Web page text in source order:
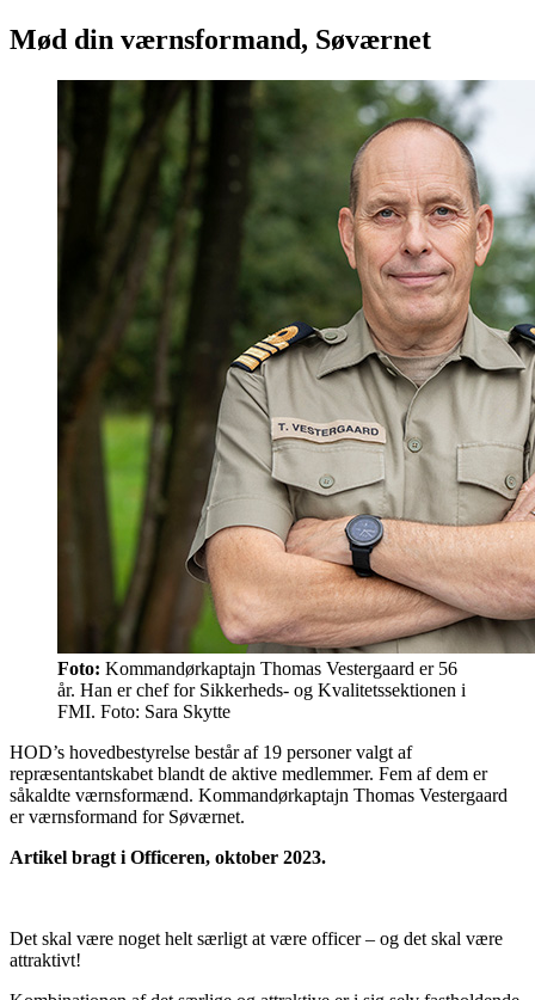
Mød din værnsformand, Søværnet
Foto: Kommandørkaptajn Thomas Vestergaard er 56
år. Han er chef for Sikkerheds- og Kvalitetssektionen i
FMI. Foto: Sara Skytte
HOD’s hovedbestyrelse består af 19 personer valgt af
repræsentantskabet blandt de aktive medlemmer. Fem af dem er
såkaldte værnsformænd. Kommandørkaptajn Thomas Vestergaard
er værnsformand for Søværnet.
Artikel bragt i Officeren, oktober 2023.
Det skal være noget helt særligt at være officer – og det skal være
attraktivt!